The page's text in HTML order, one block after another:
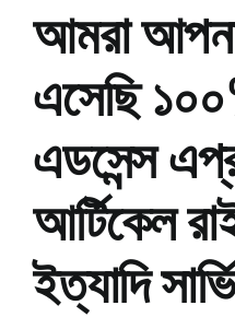
আমরা
এসেছি
এডসেন্স
আর্টিকেল
ইত্যাদি